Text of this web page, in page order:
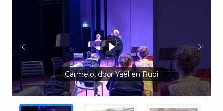
Carmelo, door Yaël en Rudi